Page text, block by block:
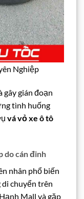
Nghiệp
gây gián đoạn
tình huống
vá vỏ xe ô tô
do cán đinh
nhân phổ biến
di chuyển trên
Mall và gặp